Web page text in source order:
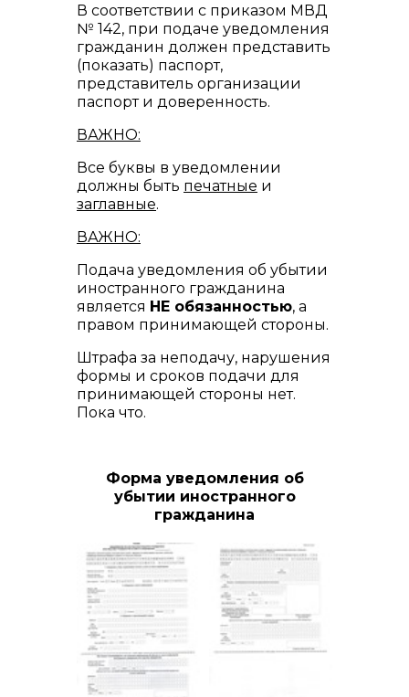
В соответствии с приказом МВД
№ 142, при подаче уведомления
гражданин должен представить
(показать) паспорт,
представитель организации
паспорт и доверенность.
ВАЖНО:
Все буквы в уведомлении
должны быть печатные и
заглавные.
ВАЖНО:
Подача уведомления об убытии
иностранного гражданина
является НЕ обязанностью, а
правом принимающей стороны.
Штрафа за неподачу, нарушения
формы и сроков подачи для
принимающей стороны нет.
Пока что.
Форма уведомления об
убытии иностранного
гражданина